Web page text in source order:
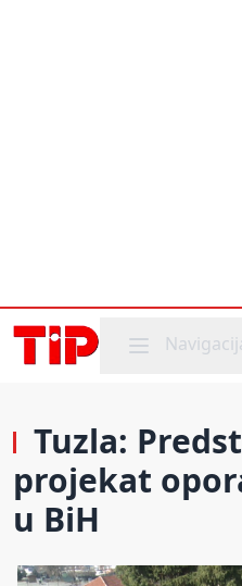
Mobile menu
Tuzla:
projekat
u BiH